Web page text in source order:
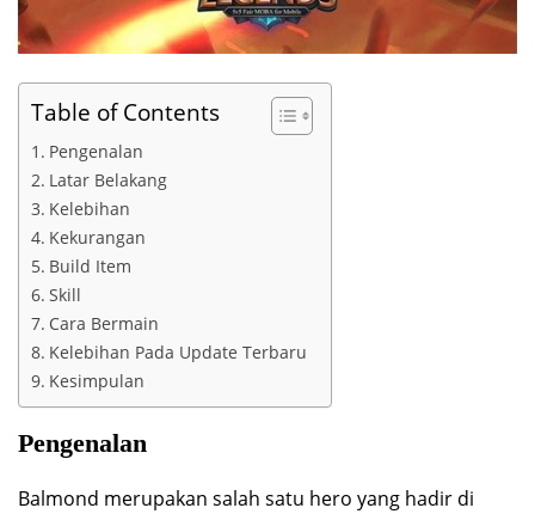
Table of Contents
Pengenalan
Latar Belakang
Kelebihan
Kekurangan
Build Item
Skill
Cara Bermain
Kelebihan Pada Update Terbaru
Kesimpulan
Pengenalan
Balmond merupakan salah satu hero yang hadir di